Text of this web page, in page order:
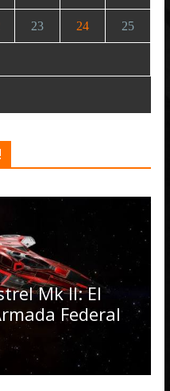
23 24 25
Mk II: El
Federal